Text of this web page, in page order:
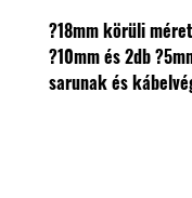
?18mm körüli
?10mm és 2db
sarunak és